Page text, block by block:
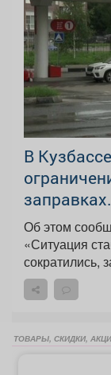
В
заправках.
Об этом
«Ситуация
сократились,
ТОВАРЫ, СКИДКИ,